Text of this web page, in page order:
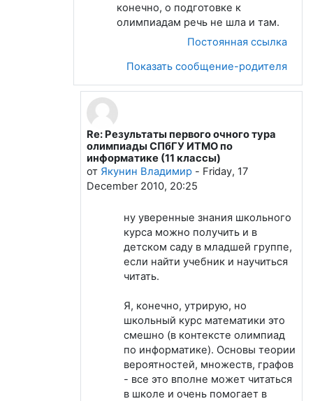
конечно, о подготовке к
олимпиадам речь не шла и там.
Постоянная ссылка
Показать сообщение-родителя
В ответ на Сухов Сергей
Re: Результаты первого очного тура
олимпиады СПбГУ ИТМО по
информатике (11 классы)
от Якунин Владимир - Friday, 17
December 2010, 20:25
ну уверенные знания школьного
курса можно получить и в
детском саду в младшей группе,
если найти учебник и научиться
читать.
Я, конечно, утрирую, но
школьный курс математики это
смешно (в контексте олимпиад
по информатике). Основы теории
вероятностей, множеств, графов
- все это вполне может читаться
в школе и очень помогает в